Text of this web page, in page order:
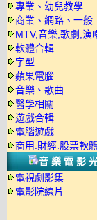
專業、幼兒教學
商業、網路、一般
MTV,音樂,歌劇,演
軟體合輯
字型
蘋果電腦
音樂、歌曲
醫學相關
遊戲合輯
電腦遊戲
商用.財經.股票軟
音樂電影
電視劇影集
電影院線片